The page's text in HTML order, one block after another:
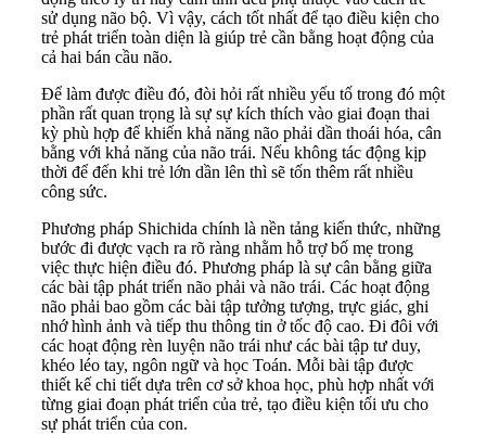
sử dụng não bộ. Vì vậy, cách tốt nhất để tạo điều kiện cho
trẻ phát triển toàn diện là giúp trẻ cần bằng hoạt động của
cả hai bán cầu não.
Để làm được điều đó, đòi hỏi rất nhiều yếu tố trong đó một
phần rất quan trọng là sự sự kích thích vào giai đoạn thai
kỳ phù hợp để khiến khả năng não phải dần thoái hóa, cân
bằng với khả năng của não trái. Nếu không tác động kịp
thời để đến khi trẻ lớn dần lên thì sẽ tốn thêm rất nhiều
công sức.
Phương pháp Shichida chính là nền tảng kiến thức, những
bước đi được vạch ra rõ ràng nhằm hỗ trợ bố mẹ trong
việc thực hiện điều đó. Phương pháp là sự cân bằng giữa
các bài tập phát triển não phải và não trái. Các hoạt động
não phải bao gồm các bài tập tưởng tượng, trực giác, ghi
nhớ hình ảnh và tiếp thu thông tin ở tốc độ cao. Đi đôi với
các hoạt động rèn luyện não trái như các bài tập tư duy,
khéo léo tay, ngôn ngữ và học Toán. Mỗi bài tập được
thiết kế chi tiết dựa trên cơ sở khoa học, phù hợp nhất với
từng giai đoạn phát triển của trẻ, tạo điều kiện tối ưu cho
sự phát triển của con.